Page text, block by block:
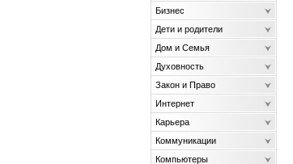
Бизнес
Дети и родители
Дом и Семья
Духовность
Закон и Право
Интернет
Карьера
Коммуникации
Компьютеры